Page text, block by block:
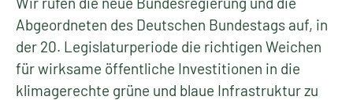
Abgeordneten des Deutschen Bundestags auf, in
der 20. Legislaturperiode die richtigen Weichen
für wirksame öffentliche Investitionen in die
klimagerechte grüne und blaue Infrastruktur zu